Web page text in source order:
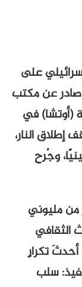
الإسرائيلي على
صادر عن مكتب
(أوتشا) في
إطلاق النار،
عن 47,161 فلسطينيًا، وجُرح
من مليوني
الثقافي
تكرارٍ
سلب